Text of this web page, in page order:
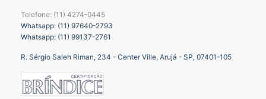
Telefone: (11) 4274-0445
Whatsapp: (11) 97640-2793
Whatsapp: (11) 99137-2761
R. Sérgio Saleh Riman, 234 - Center Ville, Arujá - SP, 07401-105